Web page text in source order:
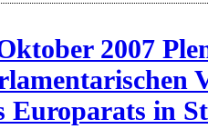
2007
Europarats in